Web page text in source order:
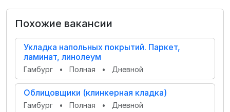
Похожие вакансии
Укладка напольных покрытий. Паркет,
ламинат, линолеум
Гамбург • Полная • Дневной
Облицовщики (клинкерная кладка)
Гамбург • Полная • Дневной